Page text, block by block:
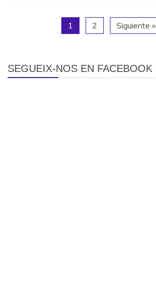
1 2 Siguiente »
SEGUEIX-NOS EN FACEBOOK